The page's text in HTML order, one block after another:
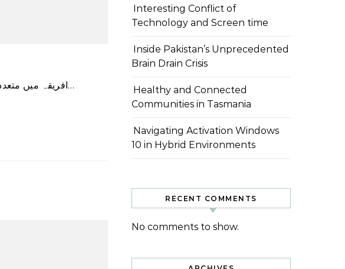
افریقہ میں متعدد مسابقتی نگران عالمی ڈیجیٹل فرموں کے بازار کے طرز عمل سے اجتماعی طور پر پوچھ گچھ کرنے…
Interesting Conflict of
Technology and Screen time
Inside Pakistan’s Unprecedented
Brain Drain Crisis
Healthy and Connected
Communities in Tasmania
Navigating Activation Windows
10 in Hybrid Environments
RECENT COMMENTS
No comments to show.